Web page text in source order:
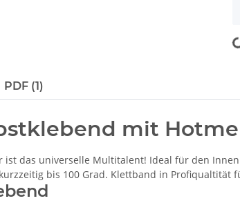
Loading...
PDF (1)
mit
ist das universelle Multitalent! Ideal für den
bis 100 Grad. Klettband in Profiqualtität